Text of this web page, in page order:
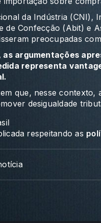
da Indústria (CNI),
de Confecção (Abit) e
preocupadas
as argumentações
representa
que, nesse contexto,
desigualdade
respeitando as